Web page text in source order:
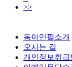
>>
동아연필소개
오시는 길
개인정보취급